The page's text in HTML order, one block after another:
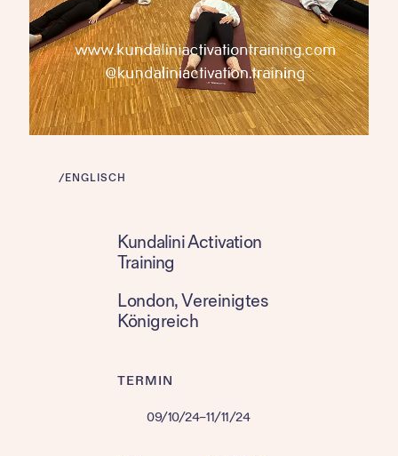
/ENGLISCH
Kundalini Activation
Training
London, Vereinigtes
Königreich
TERMIN
09/10/24–11/11/24